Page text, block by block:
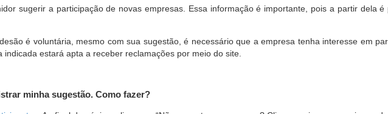
sugerir a participação de novas empresas. Essa informação é importante, pois a partir dela
é voluntária, mesmo com sua sugestão, é necessário que a empresa tenha interesse em
estará apta a receber reclamações por meio do site.
minha sugestão. Como fazer?